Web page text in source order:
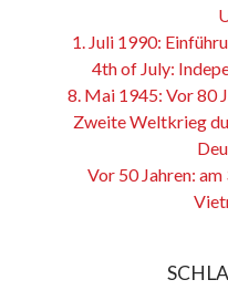
1. Juli 1990:
4th of July:
8. Mai 1945: Vor 80
Zweite Weltkrieg
Vor 50 Jahren: